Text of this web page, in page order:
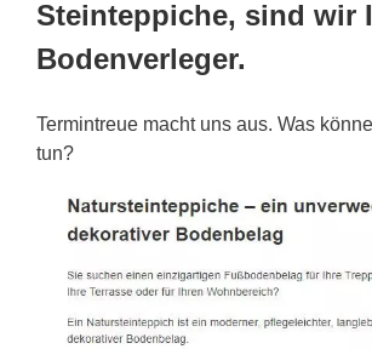
Steinteppiche, sind wir
Bodenverleger.
Termintreue macht uns aus. Was
tun?